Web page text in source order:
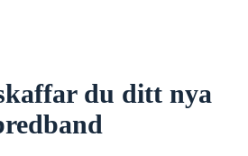
du ditt nya